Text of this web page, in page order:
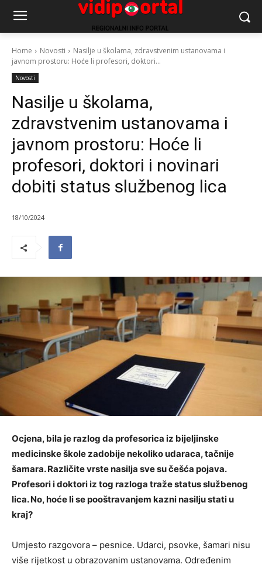
Home Novosti
Nasilje u školama, zdravstvenim ustanovama i
javnom prostoru: Hoće li profesori, doktori...
Novosti
Nasilje u školama,
zdravstvenim ustanovama i
javnom prostoru: Hoće li
profesori, doktori i novinari
dobiti status službenog lica
18/10/2024
Ocjena, bila je razlog da profesorica iz bijeljinske
medicinske škole zadobije nekoliko udaraca, tačnije
šamara. Različite vrste nasilja sve su češća pojava.
Profesori i doktori iz tog razloga traže status službenog
lica. No, hoće li se pooštravanjem kazni nasilju stati u
kraj?
Umjesto razgovora – pesnice. Udarci, psovke, šamari nisu
više rijetkost u obrazovanim ustanovama. Određenim